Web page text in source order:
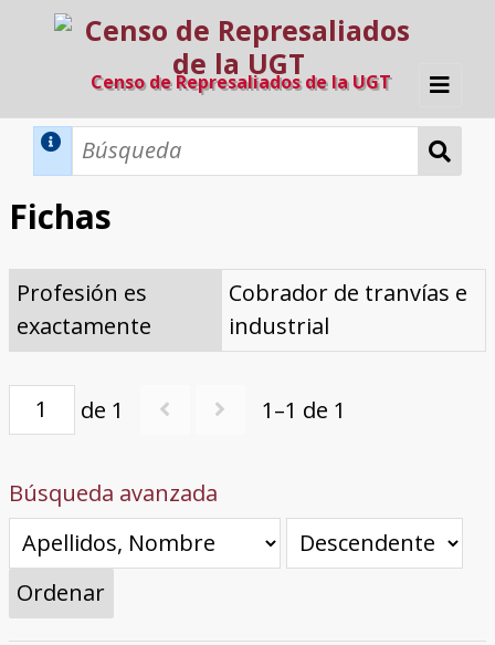
Censo de Represaliados de la UGT
Inicio
Directorio A-Z
Provincias de nacimiento
Profesión
Cárceles
Condenados a muerte
Condenados a muerte (con busca
dinámica)
Ejecutados
El proyecto
Razones y objetivos
El equipo
Colaboradores
Fuentes documentales
Fichas
Profesión es
exactamente
Cobrador de tranvías e
industrial
de 1 1–1 de 1
Búsqueda avanzada
Ordenar